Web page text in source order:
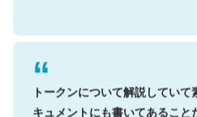
トークンについて解説してい
キュメントにも書いてあること